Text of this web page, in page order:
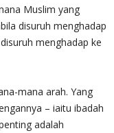
Muslim yang
disuruh menghadap
menghadap ke
mana arah. Yang
– iaitu ibadah
adalah